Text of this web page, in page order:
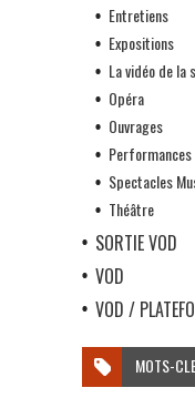
Entretiens
Expositions
La vidéo de la
Opéra
Ouvrages
Performances
Spectacles
Théâtre
SORTIE VOD
VOD
VOD /
MOTS-